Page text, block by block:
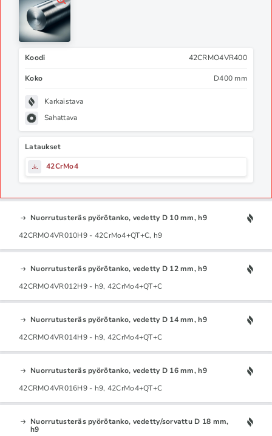
Koodi 42CRMO4VR400
Koko D400 mm
Karkaistava
Sahattava
Lataukset
42CrMo4
Nuorrutusteräs pyörötanko, vedetty D 10 mm, h9
42CRMO4VR010H9 - 42CrMo4+QT+C, h9
Nuorrutusteräs pyörötanko, vedetty D 12 mm, h9
42CRMO4VR012H9 - h9, 42CrMo4+QT+C
Nuorrutusteräs pyörötanko, vedetty D 14 mm, h9
42CRMO4VR014H9 - h9, 42CrMo4+QT+C
Nuorrutusteräs pyörötanko, vedetty D 16 mm, h9
42CRMO4VR016H9 - h9, 42CrMo4+QT+C
Nuorrutusteräs pyörötanko, vedetty/sorvattu D 18 mm,
h9